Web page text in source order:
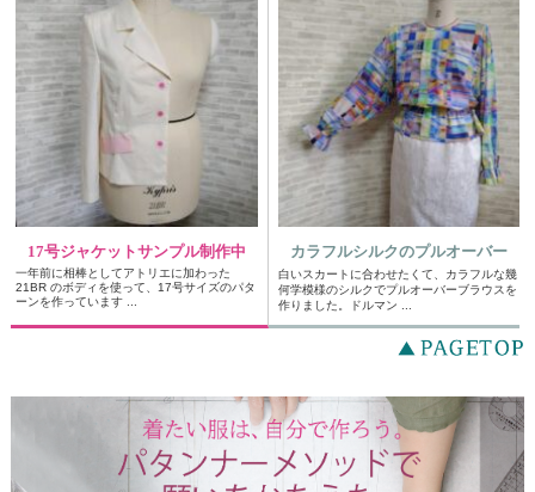
17号ジャケットサンプル制作中
一年前に相棒としてアトリエに加わった
21BR のボディを使って、17号サイズのパタ
ーンを作っています ...
カラフルシルクのプルオーバー
白いスカートに合わせたくて、カラフルな幾
何学模様のシルクでプルオーバーブラウスを
作りました。ドルマン ...